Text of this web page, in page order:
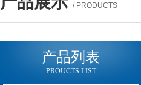
/ PRODUCTS
产品列表
PROUCTS LIST